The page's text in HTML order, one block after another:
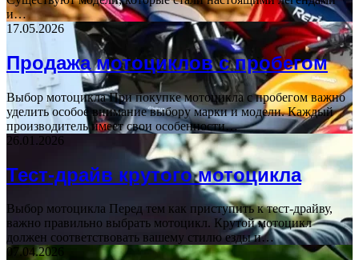
и…
17.05.2026
Продажа мотоциклов с пробегом
Выбор мотоцикла При покупке мотоцикла с пробегом важно
уделить особое внимание выбору марки и модели. Каждый
производитель имеет свои особенности…
26.01.2026
Тест-драйв крутого мотоцикла
Выбор мотоцикла Перед тем как приступить к тест-драйву,
важно правильно выбрать мотоцикл. Крутой мотоцикл
должен соответствовать вашему стилю езды и…
07.04.2026